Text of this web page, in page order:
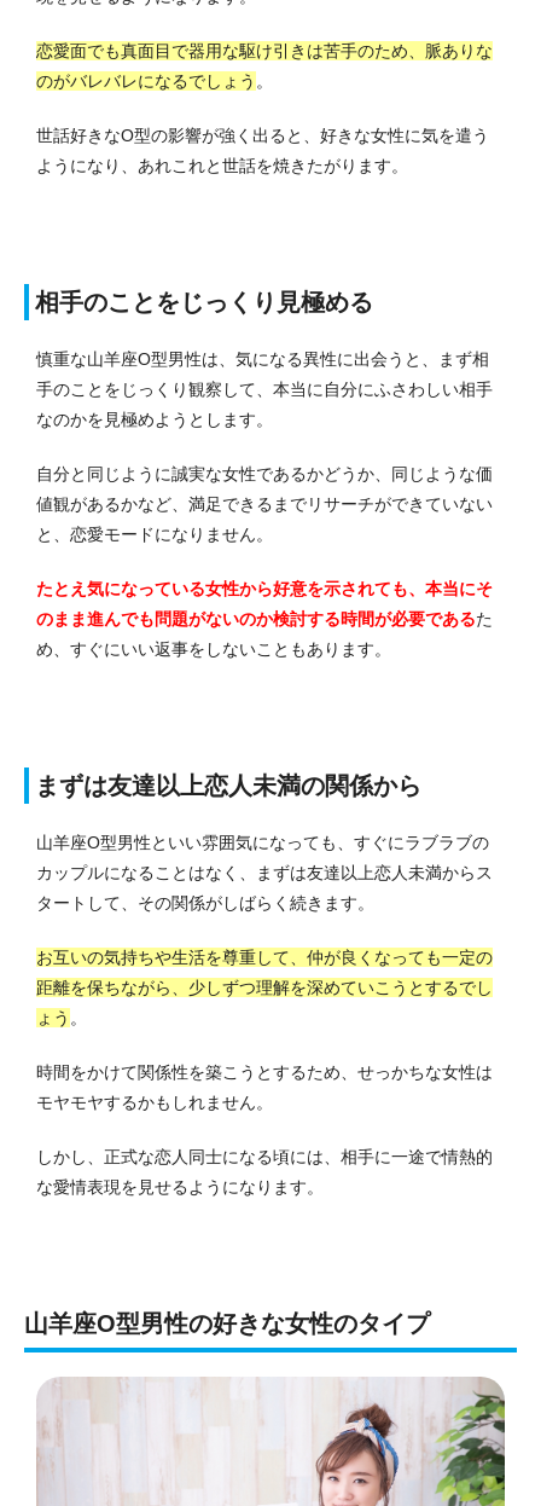
恋愛面でも真面目で器用な駆け引きは苦手のため、脈ありな
のがバレバレになるでしょう 。
世話好きなO型の影響が強く出ると、好きな女性に気を遣う
ようになり、あれこれと世話を焼きたがります。
相手のことをじっくり見極める
慎重な山羊座O型男性は、気になる異性に出会うと、まず相
手のことをじっくり観察して、本当に自分にふさわしい相手
なのかを見極めようとします。
自分と同じように誠実な女性であるかどうか、同じような価
値観があるかなど、満足できるまでリサーチができていない
と、恋愛モードになりません。
たとえ気になっている女性から好意を示されても、本当にそ
のまま進んでも問題がないのか検討する時間が必要であるた
め、すぐにいい返事をしないこともあります。
まずは友達以上恋人未満の関係から
山羊座O型男性といい雰囲気になっても、すぐにラブラブの
カップルになることはなく、まずは友達以上恋人未満からス
タートして、その関係がしばらく続きます。
お互いの気持ちや生活を尊重して、仲が良くなっても一定の
距離を保ちながら、少しずつ理解を深めていこうとするでし
ょう 。
時間をかけて関係性を築こうとするため、せっかちな女性は
モヤモヤするかもしれません。
しかし、正式な恋人同士になる頃には、相手に一途で情熱的
な愛情表現を見せるようになります。
山羊座O型男性の好きな女性のタイプ